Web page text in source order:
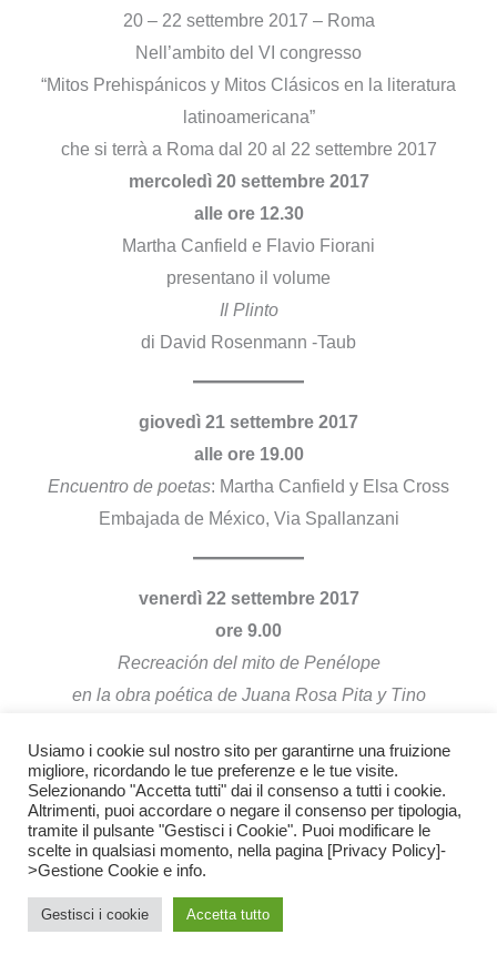
20 – 22 settembre 2017 – Roma
Nell’ambito del VI congresso
“Mitos Prehispánicos y Mitos Clásicos en la literatura
latinoamericana”
che si terrà a Roma dal 20 al 22 settembre 2017
mercoledì 20 settembre 2017
alle ore 12.30
Martha Canfield e Flavio Fiorani
presentano il volume
Il Plinto
di David Rosenmann -Taub
giovedì 21 settembre 2017
alle ore 19.00
Encuentro de poetas: Martha Canfield y Elsa Cross
Embajada de México, Via Spallanzani
venerdì 22 settembre 2017
ore 9.00
Recreación del mito de Penélope
en la obra poética de Juana Rosa Pita y Tino
Martha Canfield – Università di Firenze (Italia)
Usiamo i cookie sul nostro sito per garantirne una fruizione
migliore, ricordando le tue preferenze e le tue visite.
Selezionando "Accetta tutti" dai il consenso a tutti i cookie.
Altrimenti, puoi accordare o negare il consenso per tipologia,
tramite il pulsante "Gestisci i Cookie". Puoi modificare le
scelte in qualsiasi momento, nella pagina [Privacy Policy]-
>Gestione Cookie e info.
Gestisci i cookie Accetta tutto